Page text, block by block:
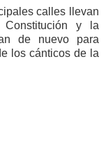
calles llevan
y la
de nuevo para
los cánticos de la